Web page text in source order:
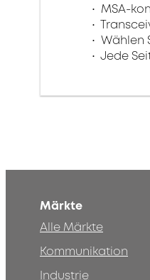
MSA-
Wählen
Jede
Märkte
Alle Märkte
Kommunikation
Industrie